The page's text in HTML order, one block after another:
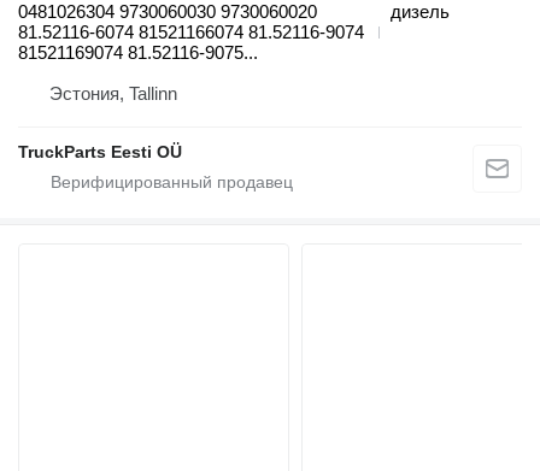
0481026304 9730060030 9730060020
81.52116-6074 81521166074 81.52116-9074
81521169074 81.52116-9075...
дизель
Эстония, Tallinn
TruckParts Eesti OÜ